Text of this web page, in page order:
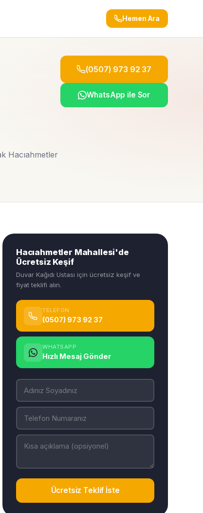
Hemen Ara
Hacıahmetler
(0507) 973 92 37
WhatsApp ile Sor
Hacıahmetler Mahallesi'de
Ücretsiz Keşif
Duvar Kağıdı Ustası için ücretsiz keşif ve
fiyat teklifi alın.
TELEFON
(0507) 973 92 37
WHATSAPP
Hızlı Mesaj Gönder
Ücretsiz Teklif İste